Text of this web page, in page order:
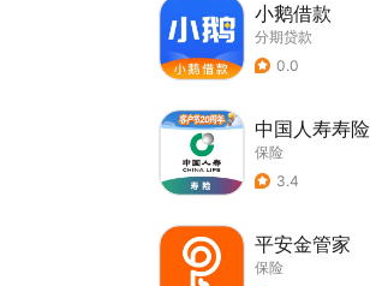
小鹅借款
分期贷款
0.0
中国人寿寿险
保险
3.4
平安金管家
保险